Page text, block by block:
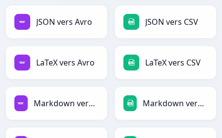
JSON vers Avro JSON vers CSV
LaTeX vers Avro LaTeX vers CSV
Markdown vers Avro Markdown vers CSV